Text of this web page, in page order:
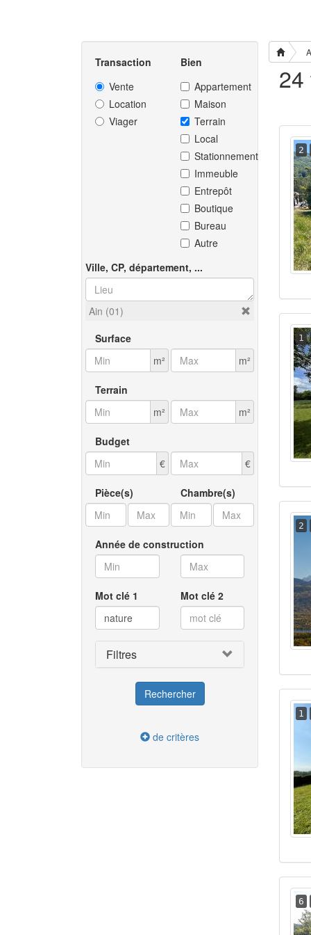
Transaction
Vente
Location
Viager
Bien
Appartement
Maison
Terrain
Local
Stationnement
Immeuble
Entrepôt
Boutique
Bureau
Autre
Ville, CP, département, ...
Ain (01)
Surface
m²
m²
Terrain
m²
m²
Budget
€
€
Pièce(s) Chambre(s)
Année de construction
Mot clé 1 Mot clé 2
Filtres
de critères
2
1
2
1
6